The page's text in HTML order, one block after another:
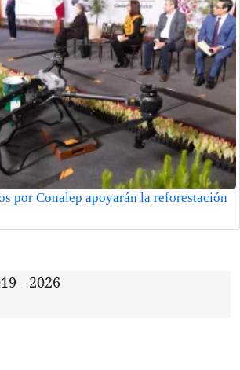
por Conalep apoyarán la reforestación
- 2026